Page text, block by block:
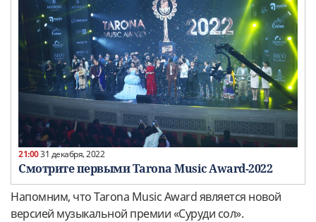
21:0031 декабря, 2022
Смотрите первыми Tarona Music Award-2022
Напомним, что Tarona Music Award является новой
версией музыкальной премии «Суруди сол».